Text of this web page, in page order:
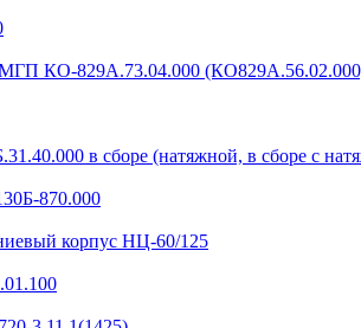
МГП КО-829А.73.04.000
в сборе (натяжной, в сборе с
870.000
корпус НЦ-60/125